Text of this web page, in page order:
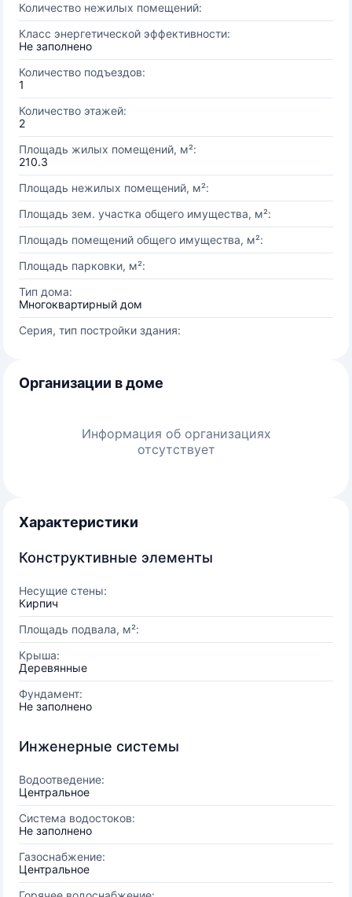
Количество нежилых помещений:
Класс энергетической эффективности:
Не заполнено
Количество подъездов:
1
Количество этажей:
2
Площадь жилых помещений, м²:
210.3
Площадь нежилых помещений, м²:
Площадь зем. участка общего имущества, м²:
Площадь помещений общего имущества, м²:
Площадь парковки, м²:
Тип дома:
Многоквартирный дом
Серия, тип постройки здания:
Организации в доме
Информация об организациях
отсутствует
Характеристики
Конструктивные элементы
Несущие стены:
Кирпич
Площадь подвала, м²:
Крыша:
Деревянные
Фундамент:
Не заполнено
Инженерные системы
Водоотведение:
Центральное
Система водостоков:
Не заполнено
Газоснабжение:
Центральное